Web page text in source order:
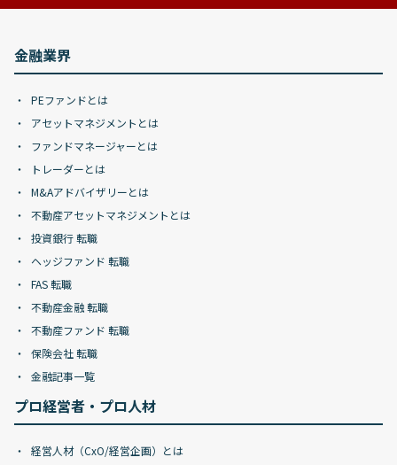
金融業界
PEファンドとは
アセットマネジメントとは
ファンドマネージャーとは
トレーダーとは
M&Aアドバイザリーとは
不動産アセットマネジメントとは
投資銀行 転職
ヘッジファンド 転職
FAS 転職
不動産金融 転職
不動産ファンド 転職
保険会社 転職
金融記事一覧
プロ経営者・プロ人材
経営人材（CxO/経営企画）とは